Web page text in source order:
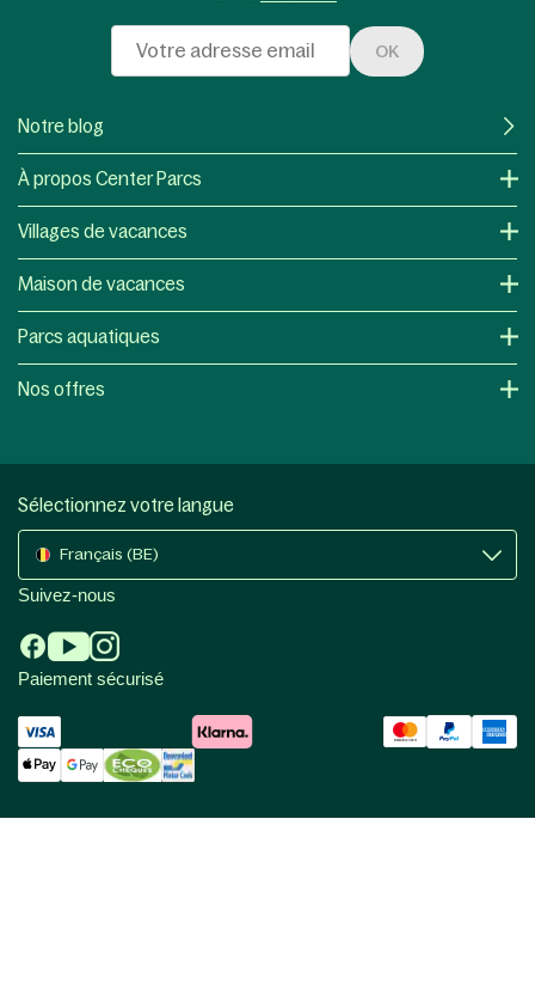
OK
Notre blog
À propos Center Parcs
Villages de vacances
Maison de vacances
Parcs aquatiques
Nos offres
Sélectionnez votre langue
Français (BE)
Suivez-nous
Paiement sécurisé